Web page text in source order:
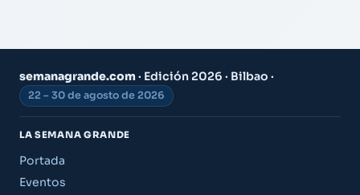
semanagrande.com· Edición 2026 · Bilbao ·
22 – 30 de agosto de 2026
LA SEMANA GRANDE
Portada
Eventos